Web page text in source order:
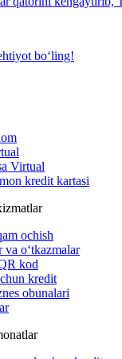
bo‘ling!
Virtual
kredit kartasi
ochish
va o‘tkazmalar
kod
kredit
obunalari